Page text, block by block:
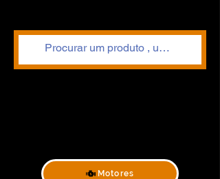
Motores